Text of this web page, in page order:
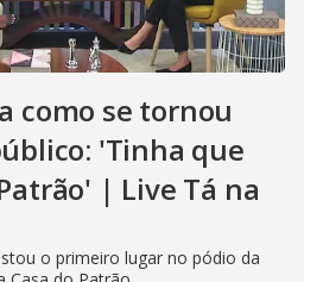
como se tornou
'Tinha que
| Live Tá na
o primeiro lugar no pódio da